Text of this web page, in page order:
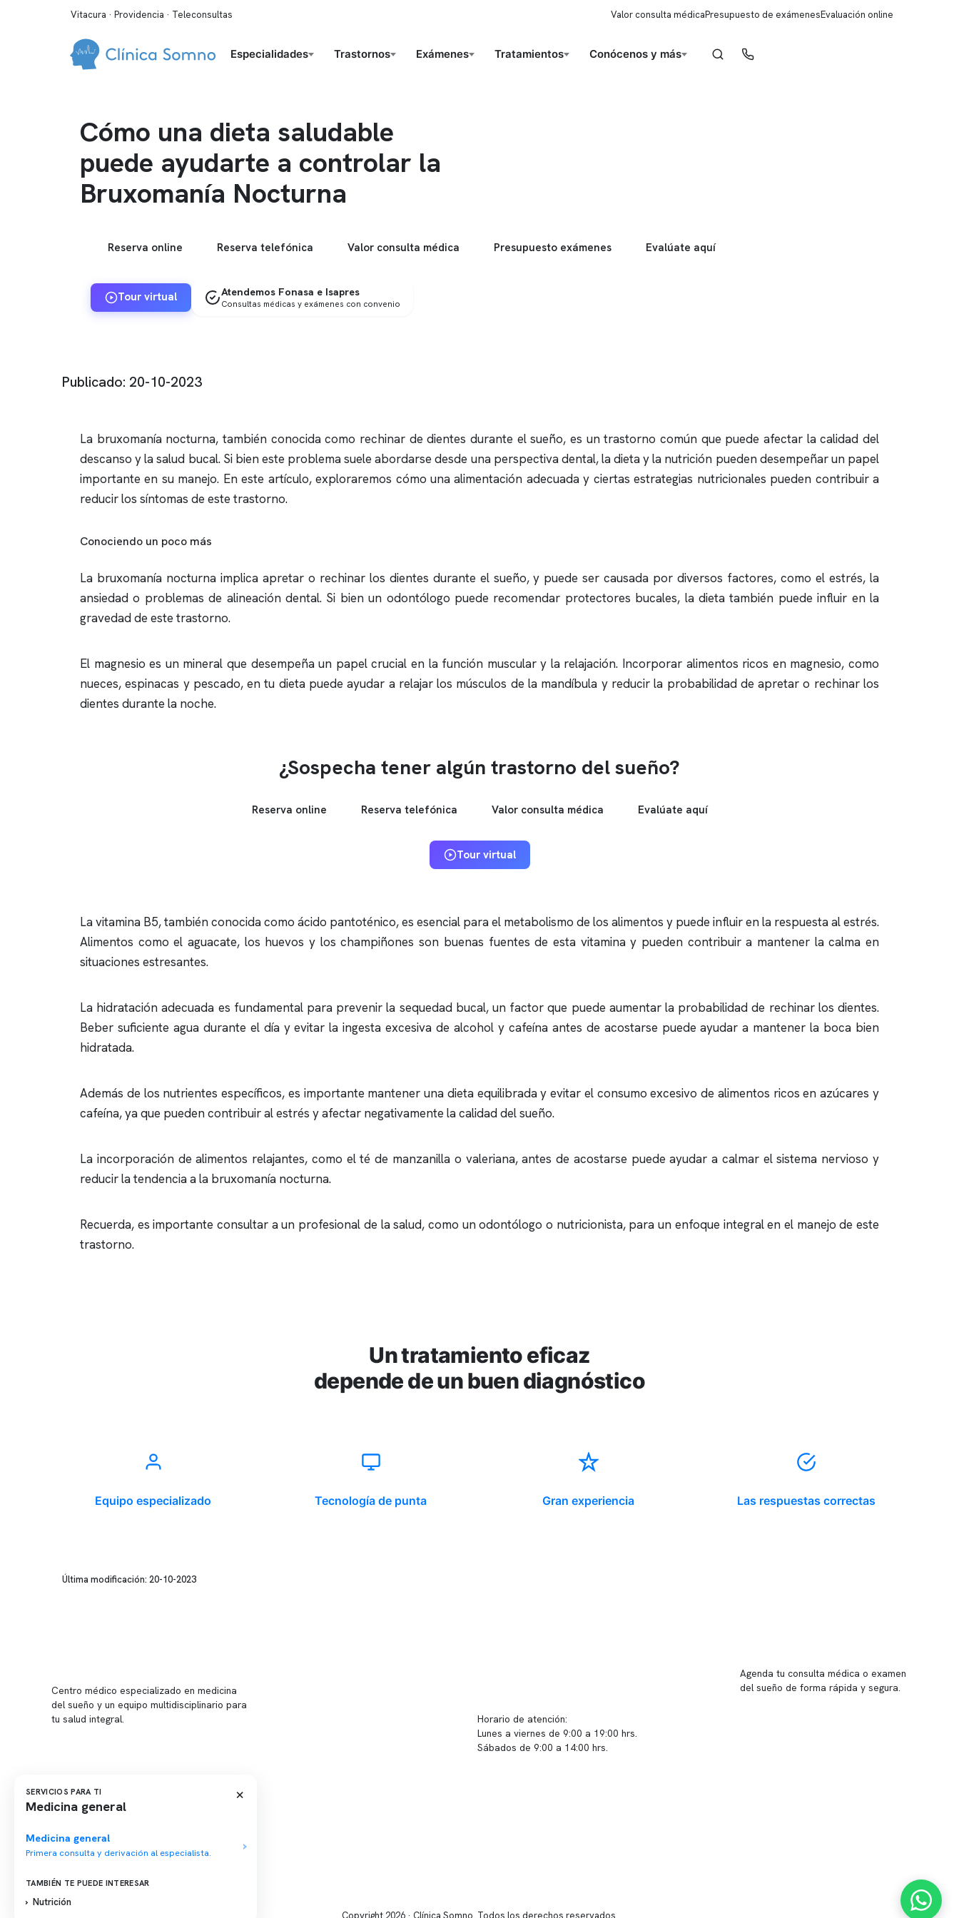
Vitacura · Providencia · Teleconsultas Valor consulta médicaPresupuesto de exámenesEvaluación online
Especialidades Trastornos Exámenes Tratamientos Conócenos y más
Cómo una dieta saludable
puede ayudarte a controlar la
Bruxomanía Nocturna
Reserva online Reserva telefónica Valor consulta médica Presupuesto exámenes Evalúate aquí
Tour virtual Atendemos Fonasa e Isapres
Consultas médicas y exámenes con convenio
Publicado: 20-10-2023
La bruxomanía nocturna, también conocida como rechinar de dientes durante el sueño, es un trastorno común que puede afectar la calidad del
descanso y la salud bucal. Si bien este problema suele abordarse desde una perspectiva dental, la dieta y la nutrición pueden desempeñar un papel
importante en su manejo. En este artículo, exploraremos cómo una alimentación adecuada y ciertas estrategias nutricionales pueden contribuir a
reducir los síntomas de este trastorno.
Conociendo un poco más
La bruxomanía nocturna implica apretar o rechinar los dientes durante el sueño, y puede ser causada por diversos factores, como el estrés, la
ansiedad o problemas de alineación dental. Si bien un odontólogo puede recomendar protectores bucales, la dieta también puede influir en la
gravedad de este trastorno.
El magnesio es un mineral que desempeña un papel crucial en la función muscular y la relajación. Incorporar alimentos ricos en magnesio, como
nueces, espinacas y pescado, en tu dieta puede ayudar a relajar los músculos de la mandíbula y reducir la probabilidad de apretar o rechinar los
dientes durante la noche.
¿Sospecha tener algún trastorno del sueño?
Reserva online Reserva telefónica Valor consulta médica Evalúate aquí
Tour virtual
La vitamina B5, también conocida como ácido pantoténico, es esencial para el metabolismo de los alimentos y puede influir en la respuesta al estrés.
Alimentos como el aguacate, los huevos y los champiñones son buenas fuentes de esta vitamina y pueden contribuir a mantener la calma en
situaciones estresantes.
La hidratación adecuada es fundamental para prevenir la sequedad bucal, un factor que puede aumentar la probabilidad de rechinar los dientes.
Beber suficiente agua durante el día y evitar la ingesta excesiva de alcohol y cafeína antes de acostarse puede ayudar a mantener la boca bien
hidratada.
Además de los nutrientes específicos, es importante mantener una dieta equilibrada y evitar el consumo excesivo de alimentos ricos en azúcares y
cafeína, ya que pueden contribuir al estrés y afectar negativamente la calidad del sueño.
La incorporación de alimentos relajantes, como el té de manzanilla o valeriana, antes de acostarse puede ayudar a calmar el sistema nervioso y
reducir la tendencia a la bruxomanía nocturna.
Recuerda, es importante consultar a un profesional de la salud, como un odontólogo o nutricionista, para un enfoque integral en el manejo de este
trastorno.
Un tratamiento eficaz
depende de un buen diagnóstico
Equipo especializado Tecnología de punta Gran experiencia Las respuestas correctas
Última modificación: 20-10-2023
Centro médico especializado en medicina
del sueño y un equipo multidisciplinario para
tu salud integral.
Horario de atención:
Lunes a viernes de 9:00 a 19:00 hrs.
Sábados de 9:00 a 14:00 hrs.
Agenda tu consulta médica o examen
del sueño de forma rápida y segura.
Copyright 2026 · Clínica Somno. Todos los derechos reservados.
SERVICIOS PARA TI
Medicina general
×
Medicina general
Primera consulta y derivación al especialista.
TAMBIÉN TE PUEDE INTERESAR
Nutrición